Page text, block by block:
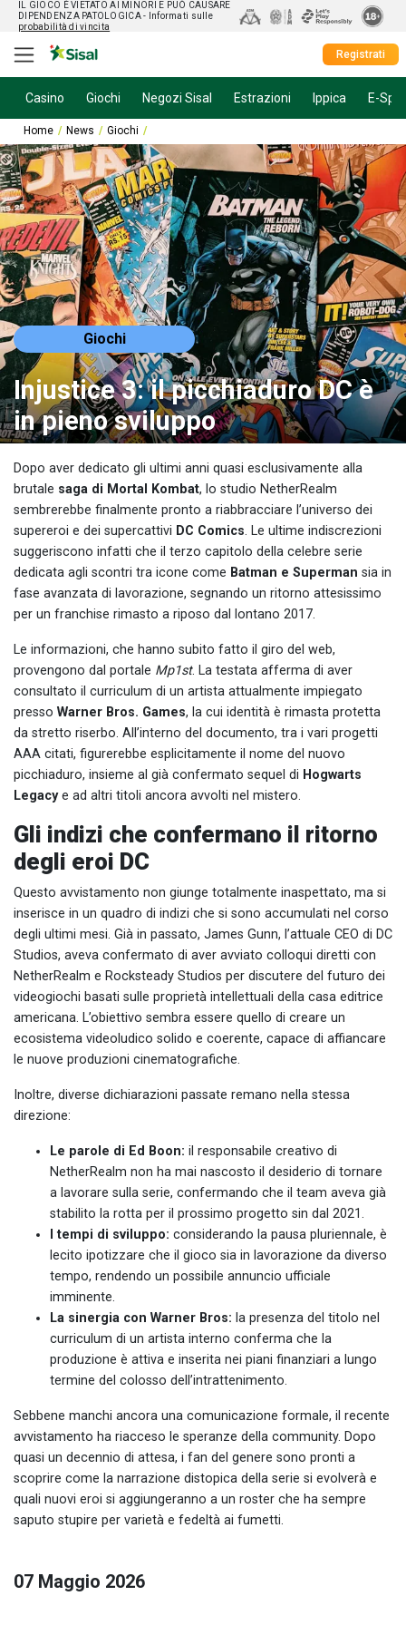
IL GIOCO È VIETATO AI MINORI E PUÒ CAUSARE
DIPENDENZA PATOLOGICA - Informati sulle
probabilità di vincita
Registrati
Casino Giochi Negozi Sisal Estrazioni Ippica E-
Home News Giochi
Giochi
Injustice 3: il picchiaduro DC è
in pieno sviluppo
Dopo aver dedicato gli ultimi anni quasi esclusivamente alla
brutale saga di Mortal Kombat, lo studio NetherRealm
sembrerebbe finalmente pronto a riabbracciare l’universo dei
supereroi e dei supercattivi DC Comics. Le ultime indiscrezioni
suggeriscono infatti che il terzo capitolo della celebre serie
dedicata agli scontri tra icone come Batman e Superman sia in
fase avanzata di lavorazione, segnando un ritorno attesissimo
per un franchise rimasto a riposo dal lontano 2017.
Le informazioni, che hanno subito fatto il giro del web,
provengono dal portale Mp1st. La testata afferma di aver
consultato il curriculum di un artista attualmente impiegato
presso Warner Bros. Games, la cui identità è rimasta protetta
da stretto riserbo. All’interno del documento, tra i vari progetti
AAA citati, figurerebbe esplicitamente il nome del nuovo
picchiaduro, insieme al già confermato sequel di Hogwarts
Legacye ad altri titoli ancora avvolti nel mistero.
Gli indizi che confermano il ritorno
degli eroi DC
Questo avvistamento non giunge totalmente inaspettato, ma si
inserisce in un quadro di indizi che si sono accumulati nel corso
degli ultimi mesi. Già in passato, James Gunn, l’attuale CEO di DC
Studios, aveva confermato di aver avviato colloqui diretti con
NetherRealm e Rocksteady Studios per discutere del futuro dei
videogiochi basati sulle proprietà intellettuali della casa editrice
americana. L’obiettivo sembra essere quello di creare un
ecosistema videoludico solido e coerente, capace di affiancare
le nuove produzioni cinematografiche.
Inoltre, diverse dichiarazioni passate remano nella stessa
direzione:
Le parole di Ed Boon: il responsabile creativo di
NetherRealm non ha mai nascosto il desiderio di tornare
a lavorare sulla serie, confermando che il team aveva già
stabilito la rotta per il prossimo progetto sin dal 2021.
I tempi di sviluppo: considerando la pausa pluriennale, è
lecito ipotizzare che il gioco sia in lavorazione da diverso
tempo, rendendo un possibile annuncio ufficiale
imminente.
La sinergia con Warner Bros: la presenza del titolo nel
curriculum di un artista interno conferma che la
produzione è attiva e inserita nei piani finanziari a lungo
termine del colosso dell’intrattenimento.
Sebbene manchi ancora una comunicazione formale, il recente
avvistamento ha riacceso le speranze della community. Dopo
quasi un decennio di attesa, i fan del genere sono pronti a
scoprire come la narrazione distopica della serie si evolverà e
quali nuovi eroi si aggiungeranno a un roster che ha sempre
saputo stupire per varietà e fedeltà ai fumetti.
07 Maggio 2026